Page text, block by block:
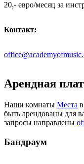
20,- евро/месяц за
Контакт:
Арендная
Наши комнаты Места
быть арендованы для
запросы направлены
Бандраум